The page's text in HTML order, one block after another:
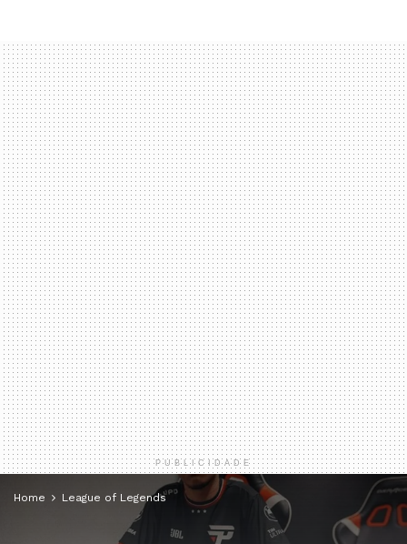
PUBLICIDADE
Home League of Legends